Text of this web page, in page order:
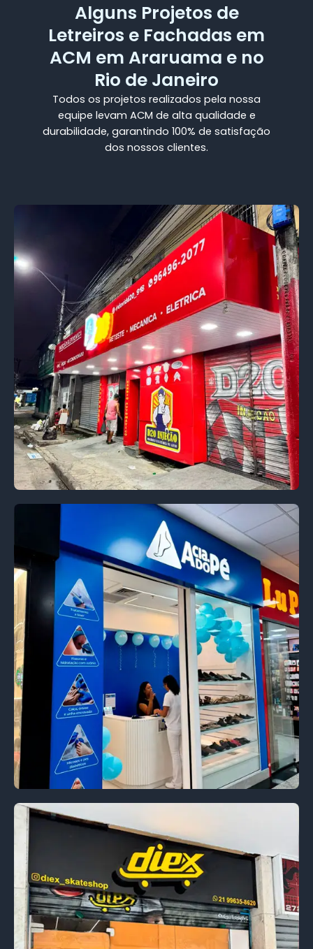
Alguns Projetos de
Letreiros e Fachadas em
ACM em Araruama e no
Rio de Janeiro
Todos os projetos realizados pela nossa
equipe levam ACM de alta qualidade e
durabilidade, garantindo 100% de satisfação
dos nossos clientes.